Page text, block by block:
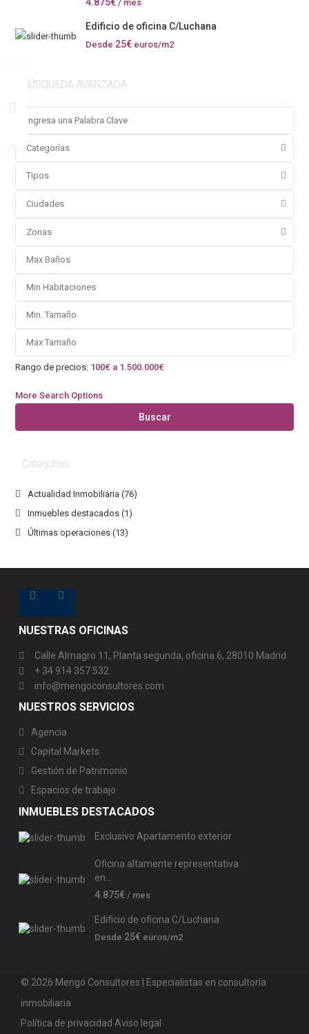
/ mes
Edificio de oficina C/Luchana
Desde 25€ euros/m2
BÚSQUEDA AVANZADA
Categorías
Tipos
Ciudades
Zonas
Rango de precios: 100€ a 1.500.000€
More Search Options
Buscar
Categorías
Actualidad Inmobiliaria (76)
Inmuebles destacados (1)
Últimas operaciones (13)
NUESTRAS OFICINAS
Calle Almagro 11, Planta segunda, oficina 6, 28010 Madrid
+ 34 914 357 532
info@mengoconsultores.com
NUESTROS SERVICIOS
Agencia
Capital Markets
Gestión de Patrimonio
Espacios de trabajo
INMUEBLES DESTACADOS
Exclusivo Apartamento exterior
Oficina altamente representativa
en...
4.875€ / mes
Edificio de oficina C/Luchana
Desde 25€ euros/m2
© 2026 Mengó Consultores | Especialistas en consultoría
inmobiliaria
Política de privacidad Aviso legal